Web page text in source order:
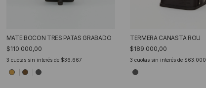
MATE BOCON TRES PATAS GRABADO
$110.000,00
3 cuotas sin interés de $36.667
TERMERA CANASTA ROU
$189.000,00
3 cuotas sin interés de $63.000